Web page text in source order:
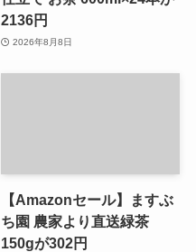
2136円
2026年8月8日
【Amazonセール】ますぶ
ち園 農家より直送緑茶
150gが302円